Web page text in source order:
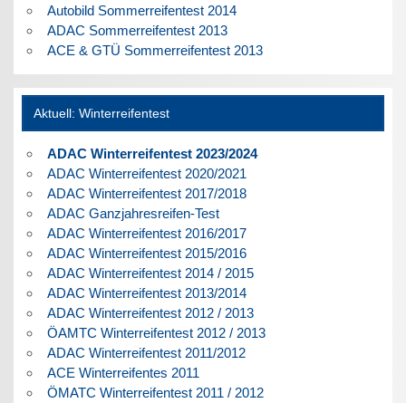
Autobild Sommerreifentest 2014
ADAC Sommerreifentest 2013
ACE & GTÜ Sommerreifentest 2013
Aktuell: Winterreifentest
ADAC Winterreifentest 2023/2024
ADAC Winterreifentest 2020/2021
ADAC Winterreifentest 2017/2018
ADAC Ganzjahresreifen-Test
ADAC Winterreifentest 2016/2017
ADAC Winterreifentest 2015/2016
ADAC Winterreifentest 2014 / 2015
ADAC Winterreifentest 2013/2014
ADAC Winterreifentest 2012 / 2013
ÖAMTC Winterreifentest 2012 / 2013
ADAC Winterreifentest 2011/2012
ACE Winterreifentes 2011
ÖMATC Winterreifentest 2011 / 2012